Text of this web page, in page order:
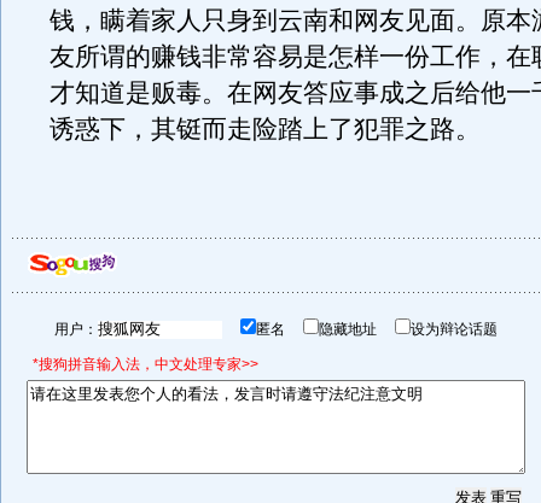
钱，瞒着家人只身到云南和网友见面。原本
友所谓的赚钱非常容易是怎样一份工作，在
才知道是贩毒。在网友答应事成之后给他一
诱惑下，其铤而走险踏上了犯罪之路。
用户： 匿名 隐藏地址 设为辩论话题
*搜狗拼音输入法，中文处理专家>>